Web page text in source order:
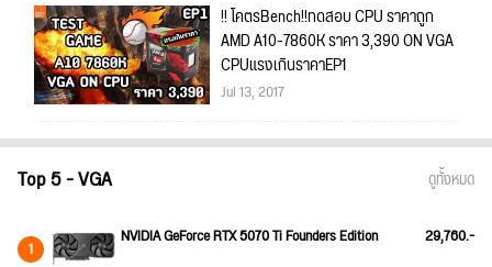
!! โคตรBench!!ทดสอบ CPU ราคาถูก
AMD A10-7860K ราคา 3,390 ON VGA
CPUแรงเกินราคาEP1
Jul 13, 2017
Top 5 - VGA ดูทั้งหมด
1 NVIDIA GeForce RTX 5070 Ti Founders Edition 29,760.-